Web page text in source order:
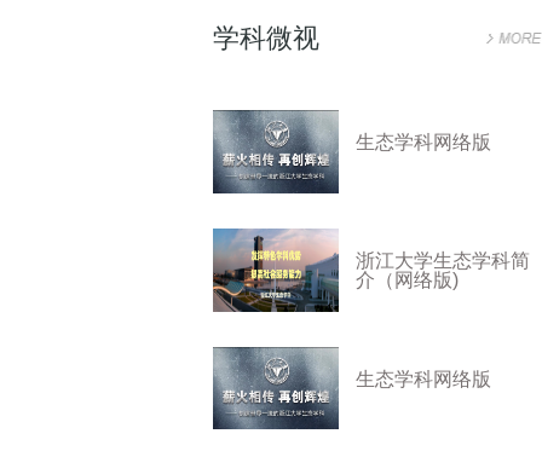
学科微视
生态学科网络版
浙江大学生态学科简
介（网络版)
生态学科网络版